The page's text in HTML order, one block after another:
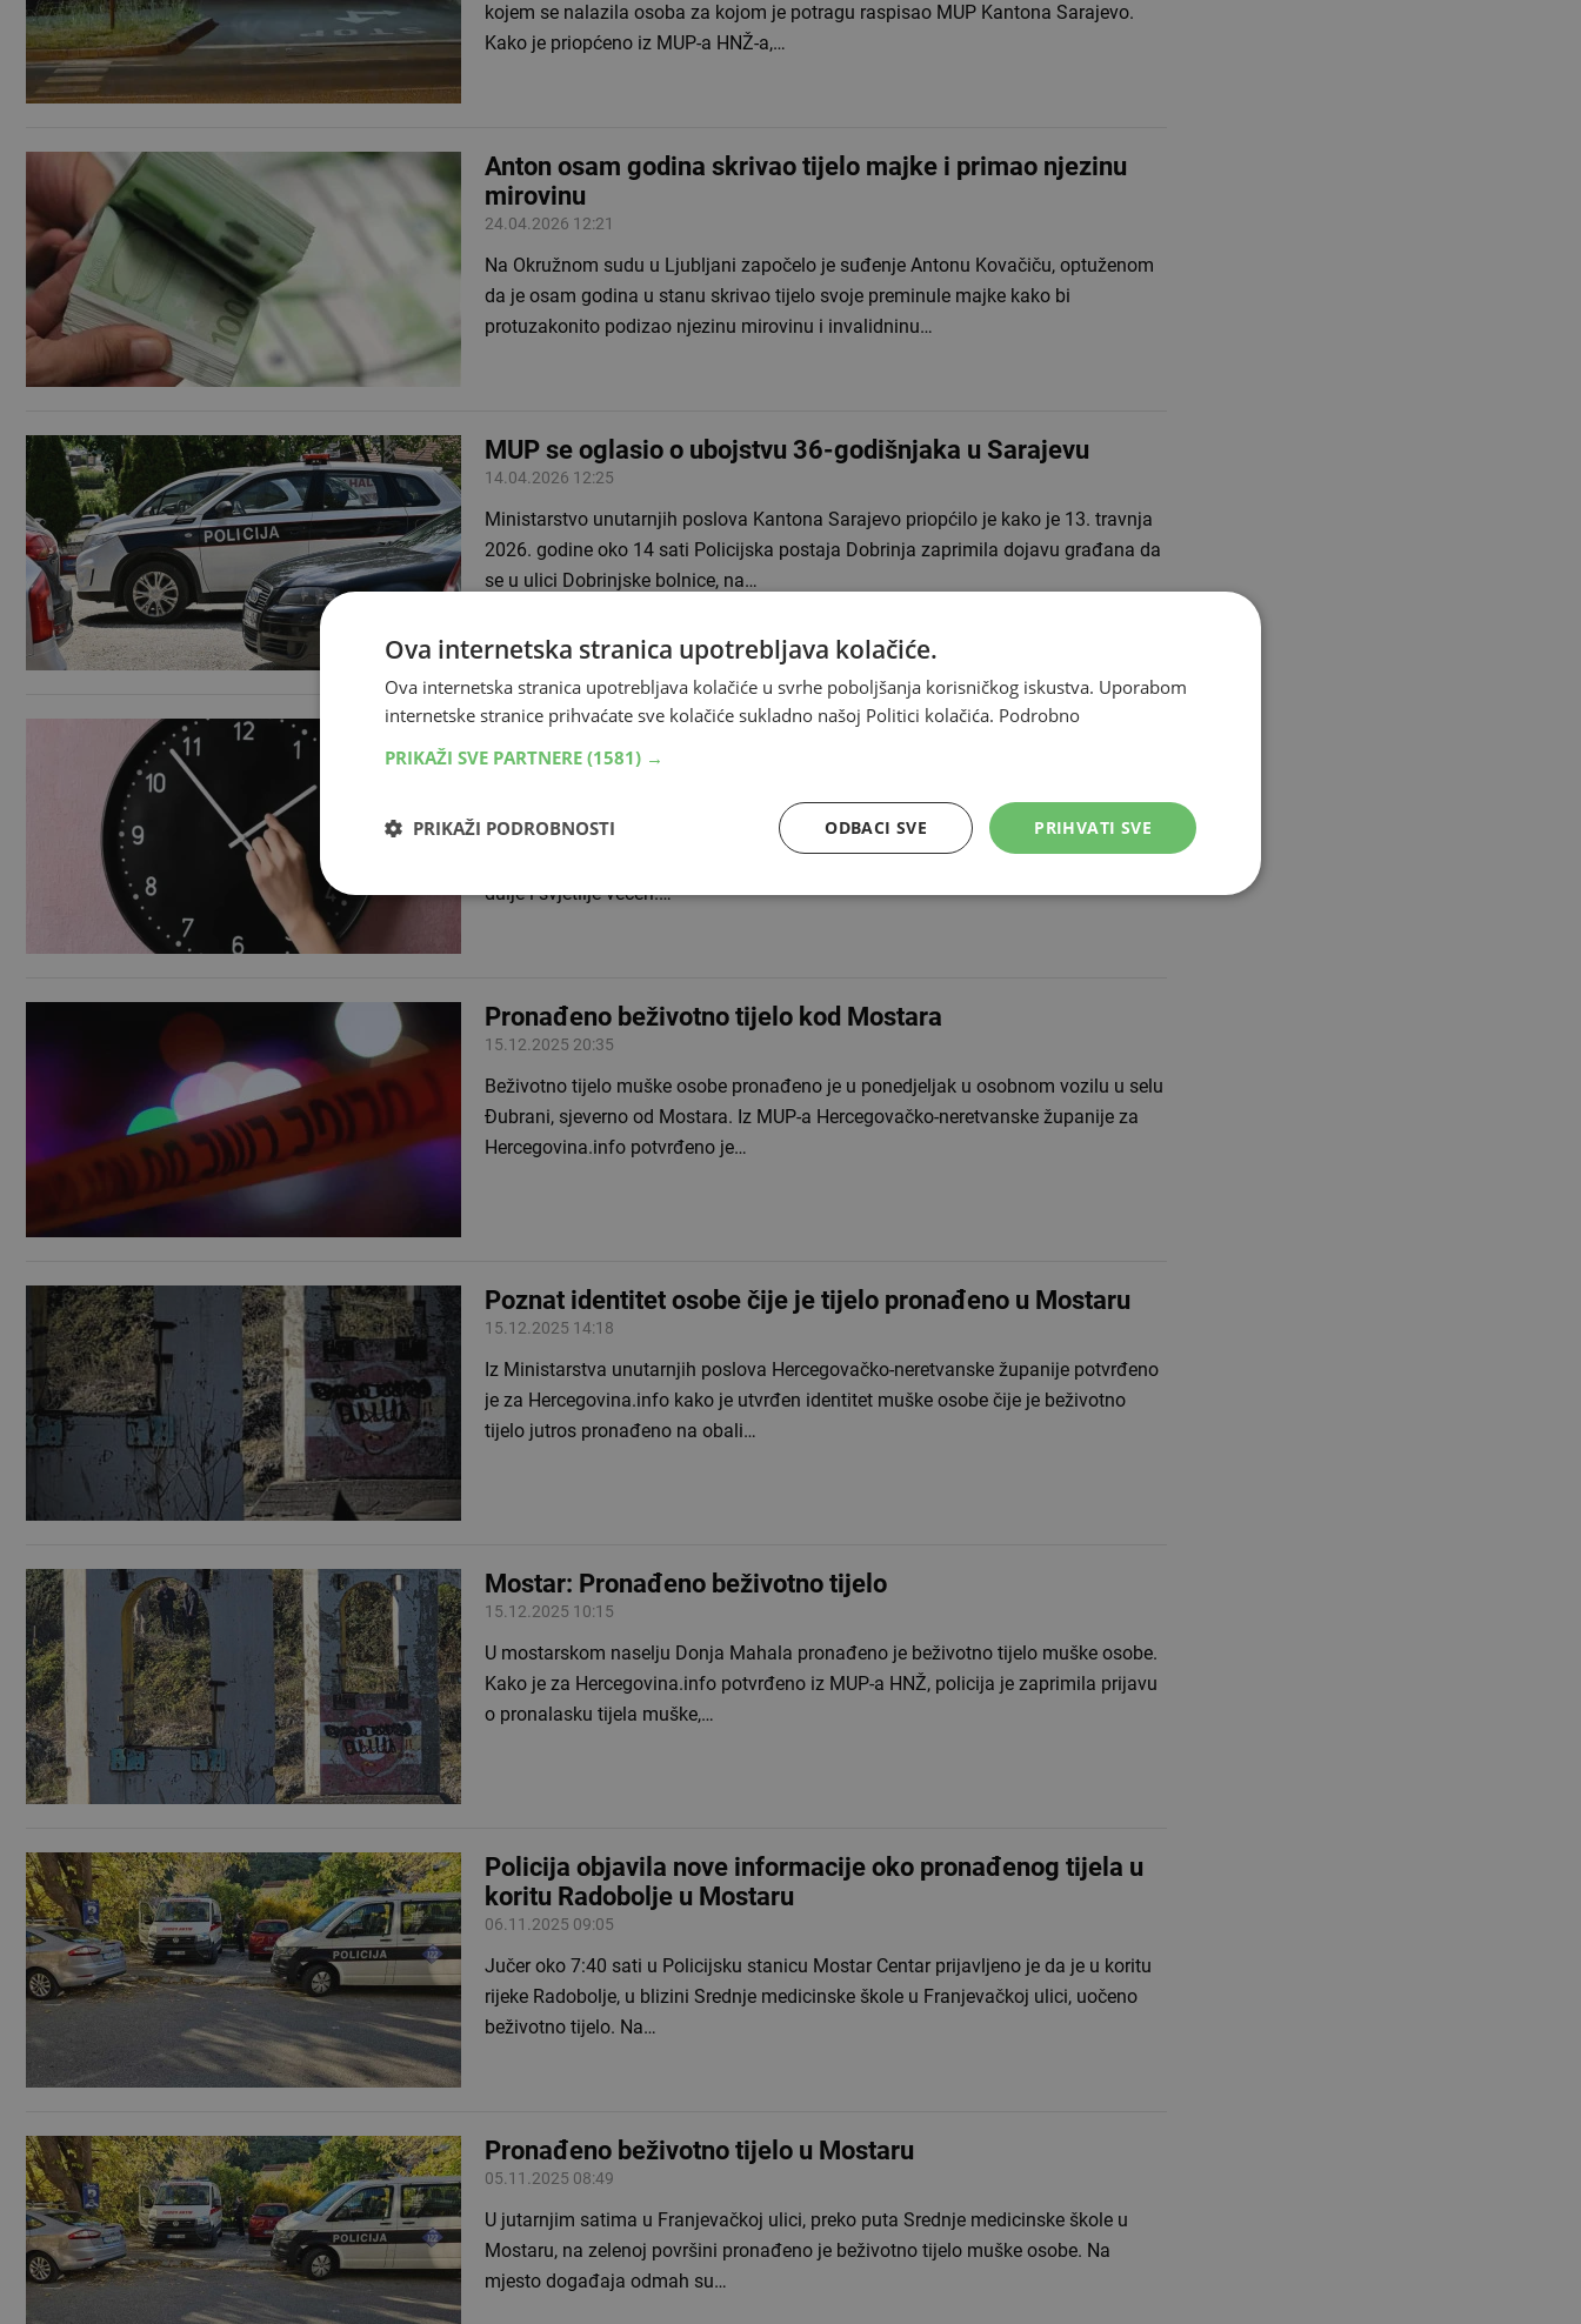
kojem se nalazila osoba za kojom je potragu raspisao MUP Kantona Sarajevo.
Kako je priopćeno iz MUP-a HNŽ-a,…
Anton osam godina skrivao tijelo majke i primao njezinu
mirovinu
24.04.2026 12:21
Na Okružnom sudu u Ljubljani započelo je suđenje Antonu Kovačiču, optuženom
da je osam godina u stanu skrivao tijelo svoje preminule majke kako bi
protuzakonito podizao njezinu mirovinu i invalidninu…
MUP se oglasio o ubojstvu 36-godišnjaka u Sarajevu
14.04.2026 12:25
Ministarstvo unutarnjih poslova Kantona Sarajevo priopćilo je kako je 13. travnja
2026. godine oko 14 sati Policijska postaja Dobrinja zaprimila dojavu građana da
se u ulici Dobrinjske bolnice, na…
Počinje ljetno računanje vremena, evo nekih savjeta za
prilagodbu
U noći na nedjelju počinje ljetno računanje vremena, što znači da se kazaljke na
dulje i svjetlije večeri.…
Pronađeno beživotno tijelo kod Mostara
15.12.2025 20:35
Beživotno tijelo muške osobe pronađeno je u ponedjeljak u osobnom vozilu u selu
Đubrani, sjeverno od Mostara. Iz MUP-a Hercegovačko-neretvanske županije za
Hercegovina.info potvrđeno je…
Poznat identitet osobe čije je tijelo pronađeno u Mostaru
15.12.2025 14:18
Iz Ministarstva unutarnjih poslova Hercegovačko-neretvanske županije potvrđeno
je za Hercegovina.info kako je utvrđen identitet muške osobe čije je beživotno
tijelo jutros pronađeno na obali…
Mostar: Pronađeno beživotno tijelo
15.12.2025 10:15
U mostarskom naselju Donja Mahala pronađeno je beživotno tijelo muške osobe.
Kako je za Hercegovina.info potvrđeno iz MUP-a HNŽ, policija je zaprimila prijavu
o pronalasku tijela muške,…
Policija objavila nove informacije oko pronađenog tijela u
koritu Radobolje u Mostaru
06.11.2025 09:05
Jučer oko 7:40 sati u Policijsku stanicu Mostar Centar prijavljeno je da je u koritu
rijeke Radobolje, u blizini Srednje medicinske škole u Franjevačkoj ulici, uočeno
beživotno tijelo. Na…
Pronađeno beživotno tijelo u Mostaru
05.11.2025 08:49
U jutarnjim satima u Franjevačkoj ulici, preko puta Srednje medicinske škole u
Mostaru, na zelenoj površini pronađeno je beživotno tijelo muške osobe. Na
mjesto događaja odmah su…
Ova internetska stranica upotrebljava kolačiće.
Ova internetska stranica upotrebljava kolačiće u svrhe poboljšanja korisničkog iskustva. Uporabom
internetske stranice prihvaćate sve kolačiće sukladno našoj Politici kolačića. Podrobno
PRIKAŽI SVE PARTNERE (1581) →
PRIHVATI SVE
ODBACI SVE
PRIKAŽI PODROBNOSTI